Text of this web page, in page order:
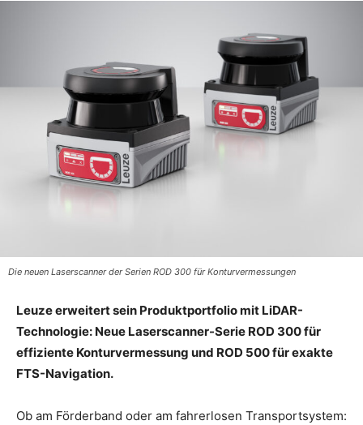
Die neuen Laserscanner der Serien ROD 300 für Konturvermessungen
Leuze erweitert sein Produktportfolio mit LiDAR-
Technologie: Neue Laserscanner-Serie ROD 300 für
effiziente Konturvermessung und ROD 500 für exakte
FTS-Navigation.
Ob am Förderband oder am fahrerlosen Transportsystem: